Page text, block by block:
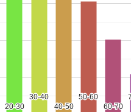
20-30
20-30
30-40
30-40
40-50
40-50
50-60
50-60
60-70
60-70